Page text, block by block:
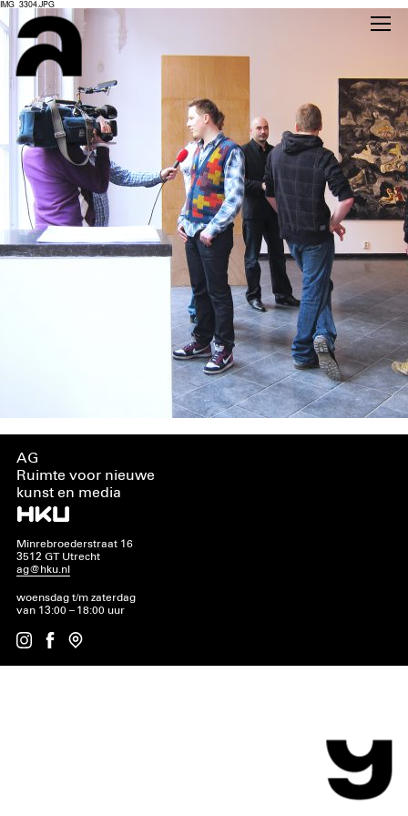
IMG_3304.JPG
AG
Ruimte voor nieuwe
kunst en media
Minrebroederstraat 16
3512 GT Utrecht
ag@hku.nl
woensdag t/m zaterdag
van 13:00 – 18:00 uur